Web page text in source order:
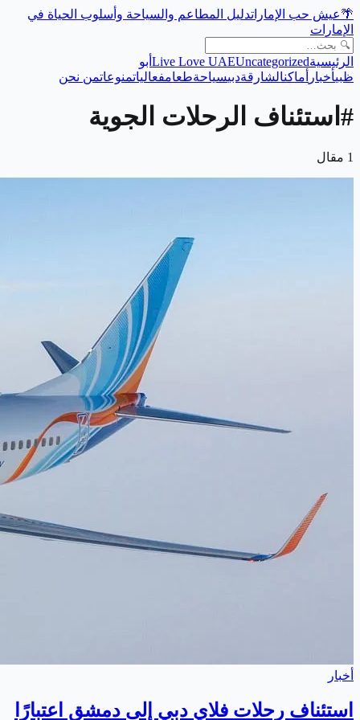
🌴عيش حب الإماراتدليل المطاعم والسياحة وأسلوب الحياة في
الإمارات
الرئيسية Live Love UAEUncategorized
أبو
ظبيأخبار أماكنالشارقةدبيسياحةطعامفعالياتمنوعاتمن نحن
# استئناف الرحلات الجوية
1 مقال
أخبار
استئناف رحلات فلاي دبي إلى دمشق اعتبارًا